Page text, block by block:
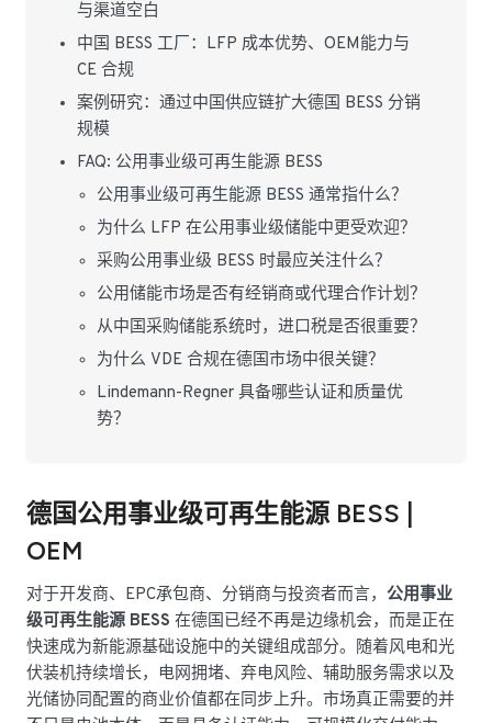
与渠道空白
中国 BESS 工厂：LFP 成本优势、OEM能力与
CE 合规
案例研究：通过中国供应链扩大德国 BESS 分销
规模
FAQ: 公用事业级可再生能源 BESS
公用事业级可再生能源 BESS 通常指什么？
为什么 LFP 在公用事业级储能中更受欢迎？
采购公用事业级 BESS 时最应关注什么？
公用储能市场是否有经销商或代理合作计划？
从中国采购储能系统时，进口税是否很重要？
为什么 VDE 合规在德国市场中很关键？
Lindemann-Regner 具备哪些认证和质量优
势？
德国公用事业级可再生能源 BESS |
OEM
对于开发商、EPC承包商、分销商与投资者而言， 公用事业
级可再生能源 BESS 在德国已经不再是边缘机会，而是正在
快速成为新能源基础设施中的关键组成部分。随着风电和光
伏装机持续增长，电网拥堵、弃电风险、辅助服务需求以及
光储协同配置的商业价值都在同步上升。市场真正需要的并